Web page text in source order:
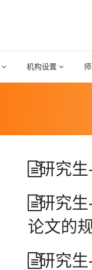
机构设置
研究生
研究生
论文的
研究生